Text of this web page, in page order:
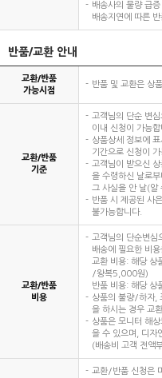
배송사의 물량 급
배송지연에 따른
반품/교환 안내
교환/반품
가능시점
반품 및 교환은 상
교환/반품
기준
고객님의 단순 변
이내 신청이 가능합
상품상세 정보에
기간으로 신청이 가
고객님이 받으신
을 수령하신 날로
그 사실을 안 날(알
반품 시 제공된 사
불가능합니다.
교환/반품
비용
고객님의 단순변
배송에 필요한 비
교환 비용: 해당 상
/왕복5,000원)
반품 비용: 해당 상
상품의 불량/하자,
을 하시는 경우 교
상품은 모니터 해
을 수 있으며, 디자
(배송비 고객 전액
교환/반품 신청은